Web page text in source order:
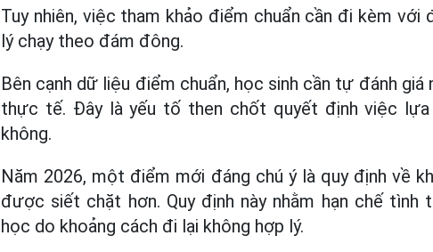
Tuy nhiên, việc tham khảo điểm chuẩn cần đi kèm với
lý chạy theo đám đông.
Bên cạnh dữ liệu điểm chuẩn, học sinh cần tự đánh
thực tế. Đây là yếu tố then chốt quyết định việc lựa
không.
Năm 2026, một điểm mới đáng chú ý là quy định về
được siết chặt hơn. Quy định này nhằm hạn chế tình
học do khoảng cách đi lại không hợp lý.